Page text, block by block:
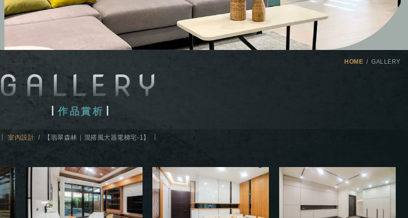
HOME GALLERY
GALLERY
作品賞析
室內設計 【翡翠森林｜混搭風大器電梯宅-1】